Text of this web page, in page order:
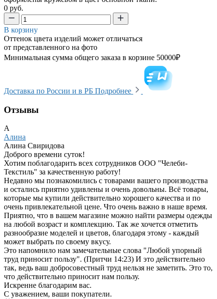
0 руб.
В корзину
Оттенок цвета изделий может отличаться
от представленного на фото
Минимальная сумма общего заказа в корзине 50000₽
Доставка по России и в РБ Подробнее
Отзывы
А
Алина
Алина Свиридова
Доброго времени суток!
Хотим поблагодарить всех сотрудников ООО "Челеби-
Текстиль" за качественную работу!
Недавно мы познакомились с товарами вашего производства
и остались приятно удивлены и очень довольны. Всё товары,
которые мы купили действительно хорошего качества и по
очень привлекательной цене. Что очень важно в наше время.
Приятно, что в вашем магазине можно найти размеры одежды
на любой возраст и комплекцию. Так же хочется отметить
разнообразие моделей и цветов, благодаря этому - каждый
может выбрать по своему вкусу.
Это напомнило нам замечательные слова "Любой упорный
труд приносит пользу". (Притчи 14:23) И это действительно
так, ведь ваш добросовестный труд нельзя не заметить. Это то,
что действительно приносит нам пользу.
Искренне благодарим вас.
С уважением, ваши покупатели.